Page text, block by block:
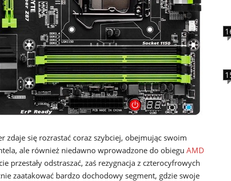
zdaje się rozrastać coraz szybciej, obejmując swoim
ale również niedawno wprowadzone do obiegu AMD
przestały odstraszać, zaś rezygnacja z czterocyfrowych
zaatakować bardzo dochodowy segment, gdzie swoje